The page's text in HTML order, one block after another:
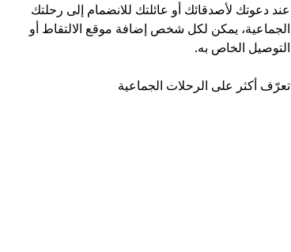
عند دعوتك لأصدقائك أو عائلتك للانضمام إلى رحلتك
الجماعية، يمكن لكل شخص إضافة موقع الالتقاط أو
التوصيل الخاص به.
تعرّف أكثر على الرحلات الجماعية